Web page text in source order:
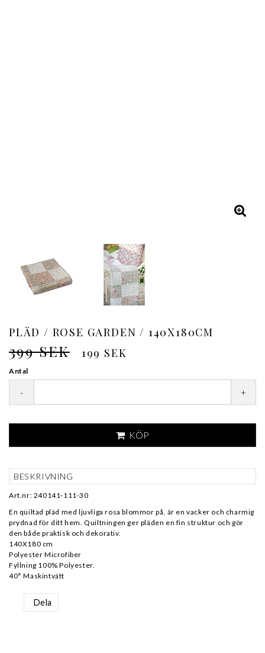
PLÄD / ROSE GARDEN / 140X180CM
399 SEK 199 SEK
Antal
- +
KÖP
BESKRIVNING
Art.nr: 240141-111-30
En quiltad pläd med ljuvliga rosa blommor på, är en vacker och charmig
prydnad för ditt hem. Quiltningen ger pläden en fin struktur och gör
den både praktisk och dekorativ.
140X180 cm
Polyester Microfiber
Fyllning 100% Polyester.
40° Maskintvätt
Dela